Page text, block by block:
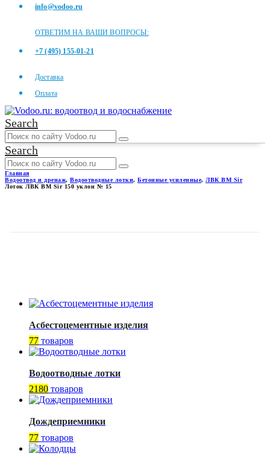
info@vodoo.ru
ОТВЕТИМ НА ВАШИ ВОПРОСЫ:
+7 (495) 155-01-21
Доставка
Оплата
Search
Search
Главная
Водоотвод и дренаж, Водоотводные лотки, Бетонные усиленные, ЛВК ВМ Sir
Лоток ЛВК ВМ Sir 150 уклон № 15
Асбестоцементные изделия
77 товаров
Водоотводные лотки
2180 товаров
Дождеприемники
77 товаров